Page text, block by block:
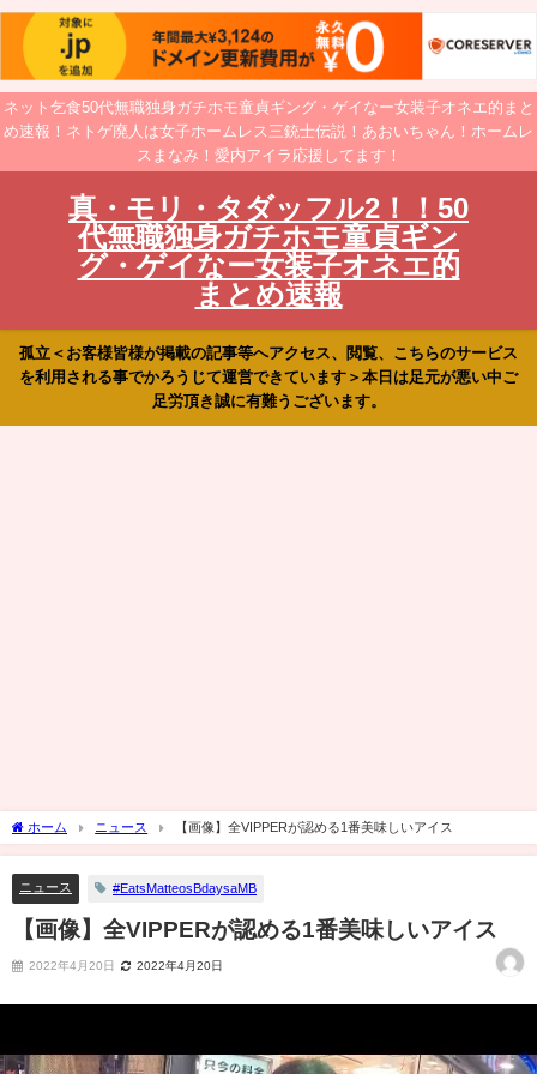
ネット乞食50代無職独身ガチホモ童貞ギング・ゲイなー女装子オネエ的まと
め速報！ネトゲ廃人は女子ホームレス三銃士伝説！あおいちゃん！ホームレ
スまなみ！愛内アイラ応援してます！
真・モリ・タダッフル2！！50
代無職独身ガチホモ童貞ギン
グ・ゲイなー女装子オネエ的
まとめ速報
孤立＜お客様皆様が掲載の記事等へアクセス、閲覧、こちらのサービス
を利用される事でかろうじて運営できています＞本日は足元が悪い中ご
足労頂き誠に有難うございます。
ホーム ニュース 【画像】全VIPPERが認める1番美味しいアイス
ニュース #EatsMatteosBdaysaMB
【画像】全VIPPERが認める1番美味しいアイス
2022年4月20日 2022年4月20日